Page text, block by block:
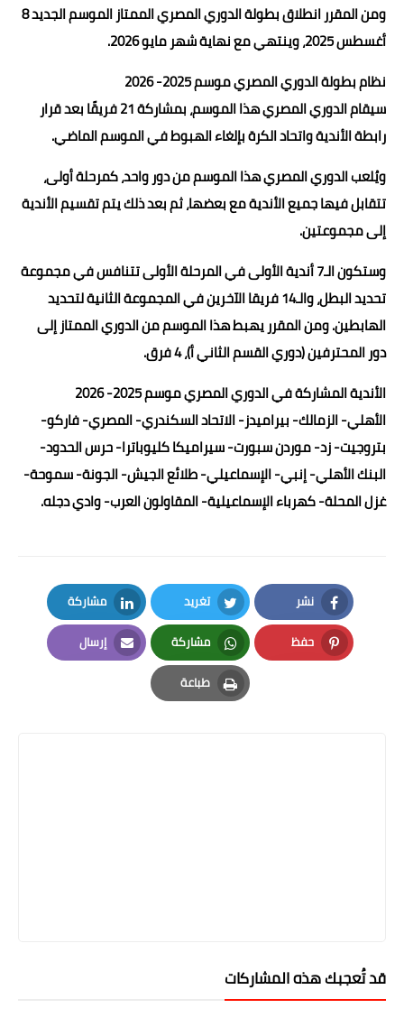
ومن المقرر انطلاق بطولة الدوري المصري الممتاز الموسم الجديد 8
أغسطس 2025، وينتهي مع نهاية شهر مايو 2026.
نظام بطولة الدوري المصري موسم 2025- 2026
سيقام الدوري المصري هذا الموسم، بمشاركة 21 فريقًا بعد قرار
رابطة الأندية واتحاد الكرة بإلغاء الهبوط في الموسم الماضي.
ويُلعب الدوري المصري هذا الموسم من دور واحد، كمرحلة أولى،
تتقابل فيها جميع الأندية مع بعضها، ثم بعد ذلك يتم تقسيم الأندية
إلى مجموعتين.
وستكون الـ7 أندية الأولى في المرحلة الأولى تتنافس في مجموعة
تحديد البطل، والـ14 فريقا الآخرين في المجموعة الثانية لتحديد
الهابطين. ومن المقرر يهبط هذا الموسم من الدوري الممتاز إلى
دور المحترفين (دوري القسم الثاني أ)، 4 فرق.
الأندية المشاركة في الدوري المصري موسم 2025- 2026
الأهلي- الزمالك- بيراميدز- الاتحاد السكندري- المصري- فاركو-
بتروجيت- زد- موردن سبورت- سيراميكا كليوباترا- حرس الحدود-
البنك الأهلي- إنبي- الإسماعيلي- طلائع الجيش- الجونة- سموحة-
غزل المحلة- كهرباء الإسماعيلية- المقاولون العرب- وادي دجله.
نشر
Facebook
تغريد
Twitter
مشاركة
LinkedIn
حفظ
Pinterest
مشاركة
Whatsapp
إرسال
Email
طباعة
Print
قد تُعجبك هذه المشاركات